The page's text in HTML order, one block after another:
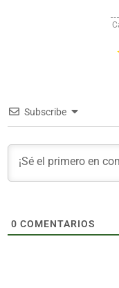
Subscribe
0 COMENTARIOS